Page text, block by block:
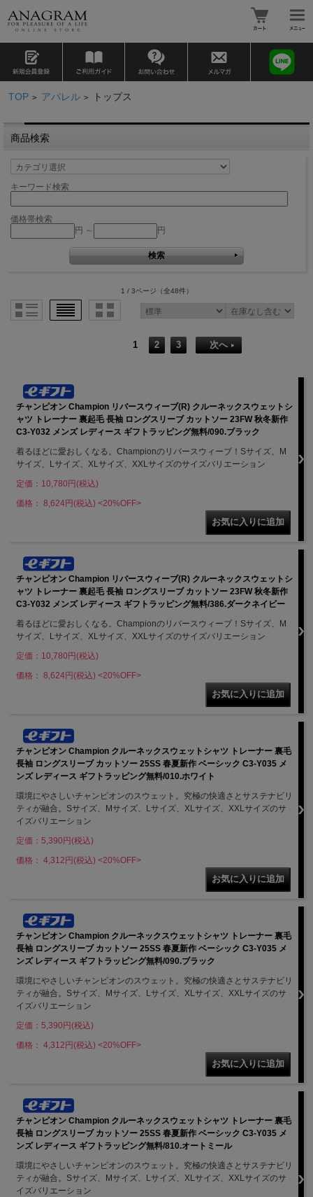
TOP > アパレル > トップス
商品検索
キーワード検索
価格帯検索
円 ～
円
1 / 3ページ （全48件）
1 2 3 次へ
チャンピオン Champion リバースウィーブ(R) クルーネックスウェットシ
ャツ トレーナー 裏起毛 長袖 ロングスリーブ カットソー 23FW 秋冬新作
C3-Y032 メンズ レディース ギフトラッピング無料/090.ブラック
着るほどに愛おしくなる。Championのリバースウィーブ！Sサイズ、M
サイズ、Lサイズ、XLサイズ、XXLサイズのサイズバリエーション
定価：10,780円(税込)
価格： 8,624円(税込) <20%OFF>
チャンピオン Champion リバースウィーブ(R) クルーネックスウェットシ
ャツ トレーナー 裏起毛 長袖 ロングスリーブ カットソー 23FW 秋冬新作
C3-Y032 メンズ レディース ギフトラッピング無料/386.ダークネイビー
着るほどに愛おしくなる。Championのリバースウィーブ！Sサイズ、M
サイズ、Lサイズ、XLサイズ、XXLサイズのサイズバリエーション
定価：10,780円(税込)
価格： 8,624円(税込) <20%OFF>
チャンピオン Champion クルーネックスウェットシャツ トレーナー 裏毛
長袖 ロングスリーブ カットソー 25SS 春夏新作 ベーシック C3-Y035 メ
ンズ レディース ギフトラッピング無料/010.ホワイト
環境にやさしいチャンピオンのスウェット。究極の快適さとサステナビリ
ティが融合。Sサイズ、Mサイズ、Lサイズ、XLサイズ、XXLサイズのサ
イズバリエーション
定価：5,390円(税込)
価格： 4,312円(税込) <20%OFF>
チャンピオン Champion クルーネックスウェットシャツ トレーナー 裏毛
長袖 ロングスリーブ カットソー 25SS 春夏新作 ベーシック C3-Y035 メ
ンズ レディース ギフトラッピング無料/090.ブラック
環境にやさしいチャンピオンのスウェット。究極の快適さとサステナビリ
ティが融合。Sサイズ、Mサイズ、Lサイズ、XLサイズ、XXLサイズのサ
イズバリエーション
定価：5,390円(税込)
価格： 4,312円(税込) <20%OFF>
チャンピオン Champion クルーネックスウェットシャツ トレーナー 裏毛
長袖 ロングスリーブ カットソー 25SS 春夏新作 ベーシック C3-Y035 メ
ンズ レディース ギフトラッピング無料/810.オートミール
環境にやさしいチャンピオンのスウェット。究極の快適さとサステナビリ
ティが融合。Sサイズ、Mサイズ、Lサイズ、XLサイズ、XXLサイズのサ
イズバリエーション